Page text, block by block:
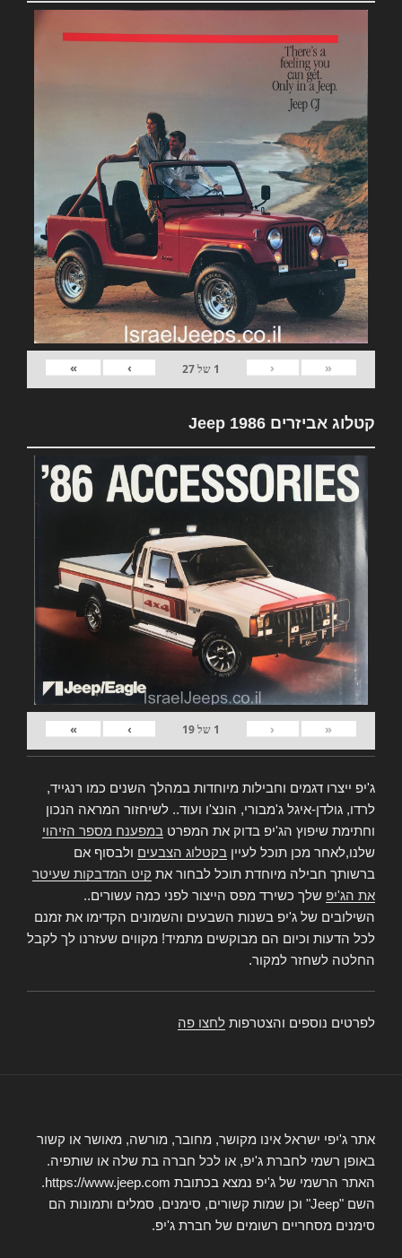
«
‹
1 של27
›
»
קטלוג אביזרים Jeep 1986
«
‹
1 של19
›
»
ג'יפ ייצרו דגמים וחבילות מיוחדות במהלך השנים כמו רנגייד,
לרדו, גולדן-איגל ג'מבורי, הונצ'ו ועוד.. לשיחזור המראה הנכון
וחתימת שיפוץ הג'יפ בדוק את המפרט במפענח מספר הזיהוי
שלנו,לאחר מכן תוכל לעיין בקטלוג הצבעים ולבסוף אם
ברשותך חבילה מיוחדת תוכל לבחור את קיט המדבקות שעיטר
את הג'יפ שלך כשירד מפס הייצור לפני כמה עשורים..
השילובים של ג'יפ בשנות השבעים והשמונים הקדימו את זמנם
לכל הדעות וכיום הם מבוקשים מתמיד! מקווים שעזרנו לך לקבל
החלטה לשחזר למקור.
לפרטים נוספים והצטרפות לחצו פה
אתר ג'יפי ישראל אינו מקושר, מחובר, מורשה, מאושר או קשור
באופן רשמי לחברת ג'יפ, או לכל חברה בת שלה או שותפיה.
האתר הרשמי של ג'יפ נמצא בכתובת https://www.jeep.com.
השם "Jeep" וכן שמות קשורים, סימנים, סמלים ותמונות הם
סימנים מסחריים רשומים של חברת ג'יפ.